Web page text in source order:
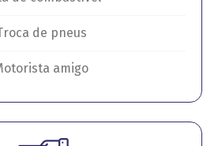
de pneus
amigo